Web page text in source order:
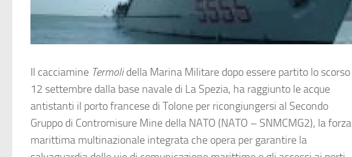
Il cacciamine Termolidella Marina Militare dopo essere partito lo scorso
12 settembre dalla base navale di La Spezia, ha raggiunto le acque
antistanti il porto francese di Tolone per ricongiungersi al Secondo
Gruppo di Contromisure Mine della NATO (NATO – SNMCMG2), la forza
marittima multinazionale integrata che opera per garantire la